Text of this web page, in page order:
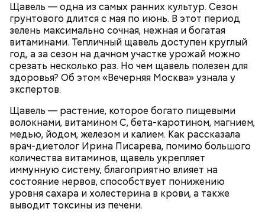
Щавель — одна из самых ранних культур. Сезон
грунтового длится с мая по июнь. В этот период
зелень максимально сочная, нежная и богатая
витаминами. Тепличный щавель доступен круглый
год, а за сезон на дачном участке урожай можно
срезать несколько раз. Но чем щавель полезен для
здоровья? Об этом «Вечерняя Москва» узнала у
экспертов.
Щавель — растение, которое богато пищевыми
волокнами, витамином С, бета-каротином, магнием,
медью, йодом, железом и калием. Как рассказала
врач-диетолог Ирина Писарева, помимо большого
количества витаминов, щавель укрепляет
иммунную систему, благоприятно влияет на
состояние нервов, способствует понижению
уровня сахара и холестерина в крови, а также
выводит токсины из печени.
ЗДОРОВЬЕ ВРАЧИ
РАСТЕНИЯ
ПРОДУКТЫ